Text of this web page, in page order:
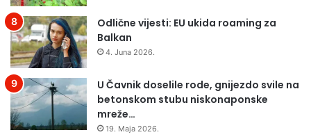
Odlične vijesti: EU ukida roaming za
Balkan
4. Juna 2026.
U Čavnik doselile rode, gnijezdo svile na
betonskom stubu niskonaponske
mreže…
19. Maja 2026.